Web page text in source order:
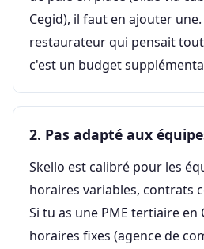
Cegid), il faut en ajouter
restaurateur qui pensait
c'est un budget
2. Pas adapté aux
Skello est calibré pour les
horaires variables, contrats
Si tu as une PME tertiaire en
horaires fixes (agence de